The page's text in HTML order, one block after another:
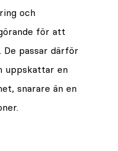
och
för att
De passar därför
uppskattar en
snarare än en